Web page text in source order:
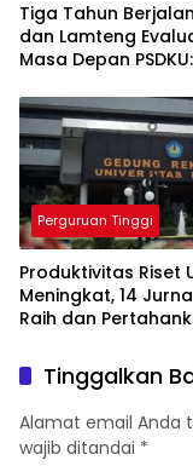
Tiga Tahun
dan Lamteng
Masa Depan PSDKU:
Kampus Daerah
Perguruan Tinggi
Produktivitas Riset
Meningkat, 14
Raih dan
Tinggalkan
Alamat email Anda
wajib ditandai *